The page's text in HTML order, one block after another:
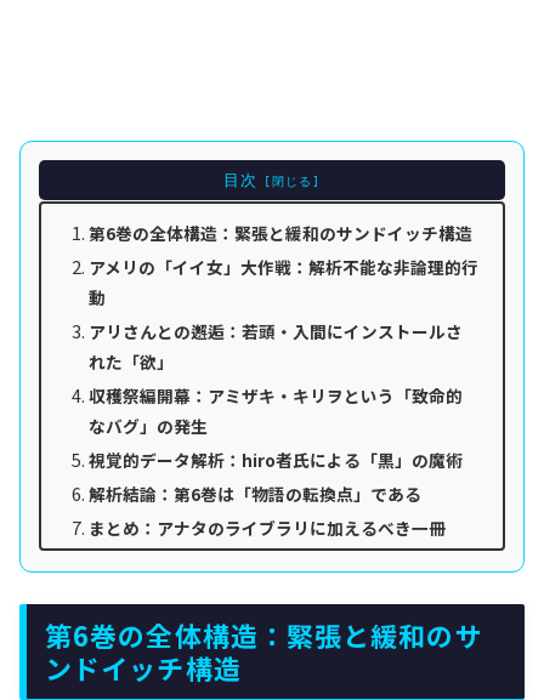
目次
第6巻の全体構造：緊張と緩和のサンドイッチ構造
アメリの「イイ女」大作戦：解析不能な非論理的行
動
アリさんとの邂逅：若頭・入間にインストールさ
れた「欲」
収穫祭編開幕：アミザキ・キリヲという「致命的
なバグ」の発生
視覚的データ解析：hiro者氏による「黒」の魔術
解析結論：第6巻は「物語の転換点」である
まとめ：アナタのライブラリに加えるべき一冊
第6巻の全体構造：緊張と緩和のサ
ンドイッチ構造